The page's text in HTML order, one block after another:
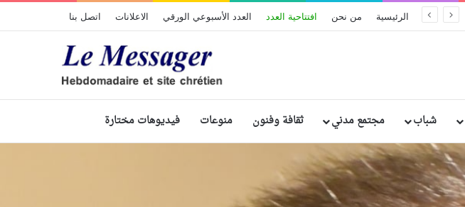
الرئيسية من نحن افتتاحية العدد العدد الأسبوعي الورقي الاعلانات اتصل بنا
شباب مجتمع مدني ثقافة وفنون منوعات فيديوهات مختارة